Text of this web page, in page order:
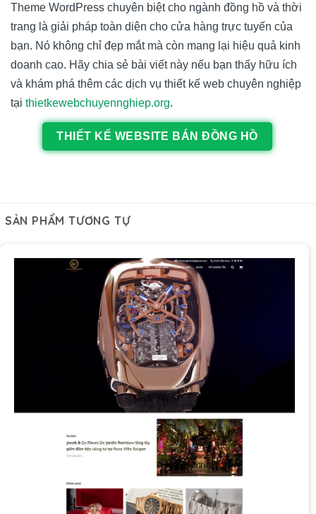
Theme WordPress chuyên biệt cho ngành đồng hồ và thời
trang là giải pháp toàn diện cho cửa hàng trực tuyến của
bạn. Nó không chỉ đẹp mắt mà còn mang lại hiệu quả kinh
doanh cao. Hãy chia sẻ bài viết này nếu bạn thấy hữu ích
và khám phá thêm các dịch vụ thiết kế web chuyên nghiệp
tại thietkewebchuyennghiep.org.
THIẾT KẾ WEBSITE BÁN ĐỒNG HỒ
SẢN PHẨM TƯƠNG TỰ